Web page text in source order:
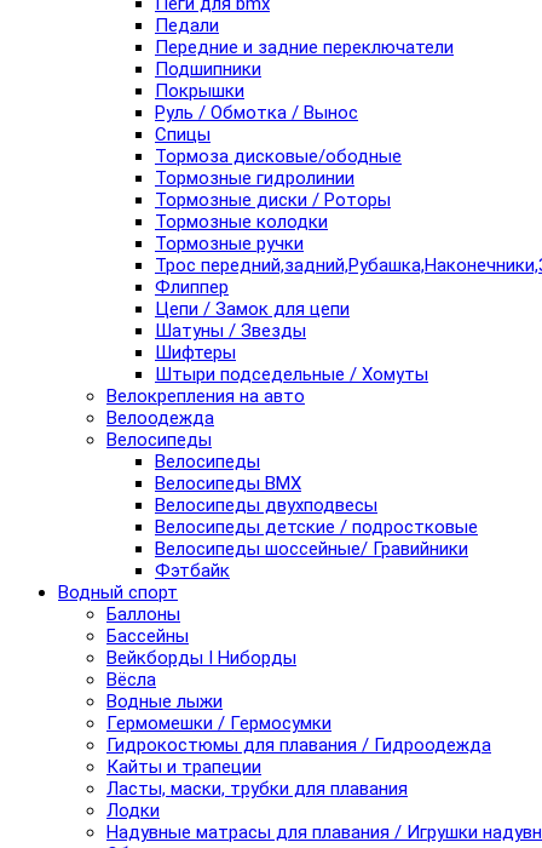
Педали
Передние и задние переключатели
Подшипники
Покрышки
Руль / Обмотка / Вынос
Спицы
Тормоза дисковые/ободные
Тормозные гидролинии
Тормозные диски / Роторы
Тормозные колодки
Тормозные ручки
Трос
Флиппер
Цепи / Замок для цепи
Шатуны / Звезды
Шифтеры
Штыри подседельные / Хомуты
Велокрепления на авто
Велоодежда
Велосипеды
Велосипеды
Велосипеды BMX
Велосипеды двухподвесы
Велосипеды детские / подростковые
Велосипеды шоссейные/ Гравийники
Фэтбайк
Водный спорт
Баллоны
Бассейны
Вейкборды I Ниборды
Вёсла
Водные лыжи
Гермомешки / Гермосумки
Гидрокостюмы для плавания / Гидроодежда
Кайты и трапеции
Ласты, маски, трубки для плавания
Лодки
Надувные матрасы для плавания / Игрушки